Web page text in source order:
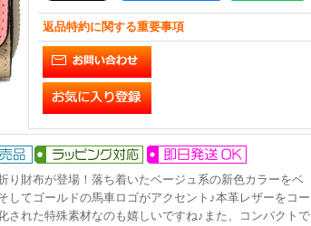
返品特約に関する重要事項
り財布が登場！落ち着いたベージュ系の新色カラーをベ
してゴールドの馬車ロゴがアクセント♪本革レザーをコー
された特殊素材なのも嬉しいですね♪また、コンパクトで